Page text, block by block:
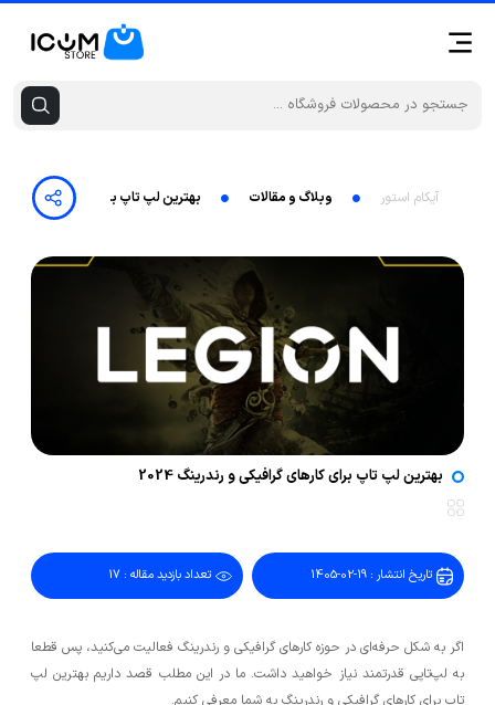
آیکام استور وبلاگ و مقالات بهترین لپ تاپ برای کارهای گرافیکی و
بهترین لپ تاپ برای کارهای گرافیکی و رندرینگ 2024
تاریخ انتشار : 19-02-1405 تعداد بازدید مقاله : 17
اگر به شکل حرفه‌ای در حوزه کارهای گرافیکی و رندرینگ فعالیت می‌کنید، پس قطعا
به لپ‌تاپی قدرتمند نیاز خواهید داشت. ما در این مطلب قصد داریم بهترین لپ